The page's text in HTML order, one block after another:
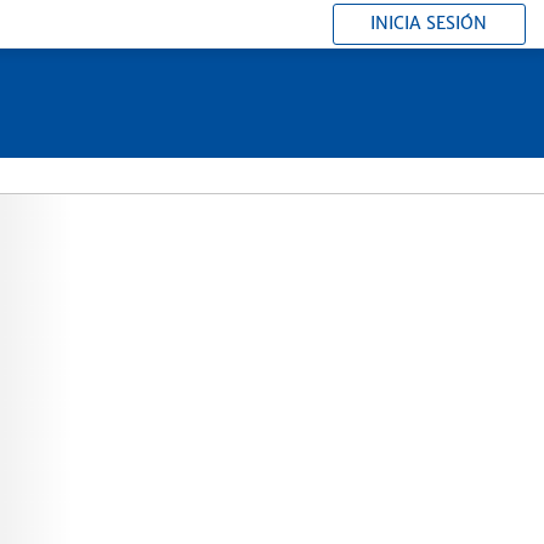
INICIA SESIÓN